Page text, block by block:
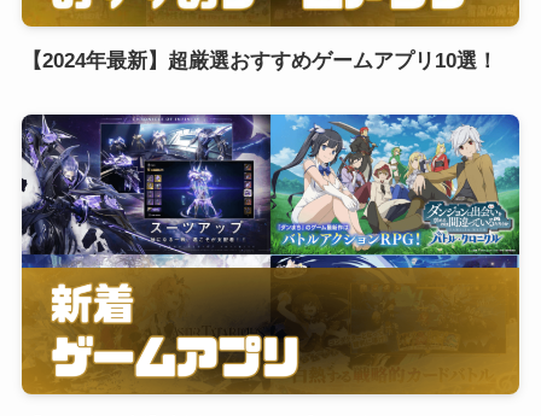
【2024年最新】超厳選おすすめゲームアプリ10選！